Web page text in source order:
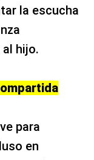
la escucha
hijo.
para
en